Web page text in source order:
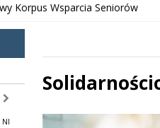
Korpus Wsparcia Seniorów
następny miesiąc
NI Treść